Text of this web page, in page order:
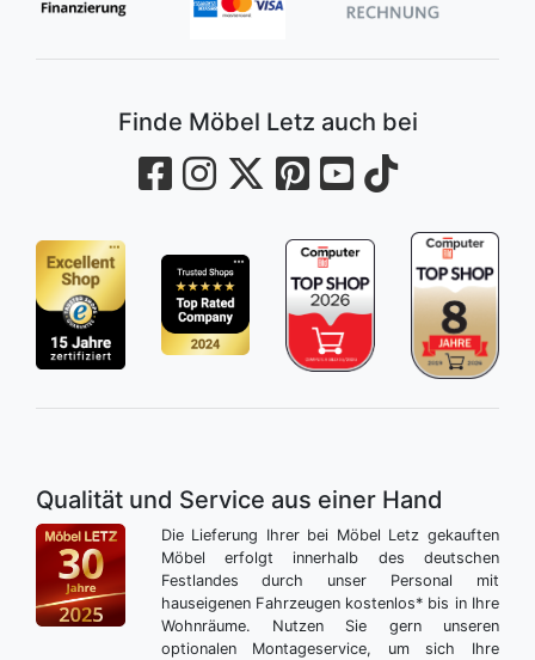
Finde Möbel Letz auch bei
Qualität und Service aus einer Hand
Die Lieferung Ihrer bei Möbel Letz gekauften
Möbel erfolgt innerhalb des deutschen
Festlandes durch unser Personal mit
hauseigenen Fahrzeugen kostenlos* bis in Ihre
Wohnräume. Nutzen Sie gern unseren
optionalen Montageservice, um sich Ihre